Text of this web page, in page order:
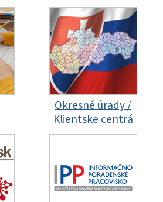
Okresné úrady /
Klientske centrá